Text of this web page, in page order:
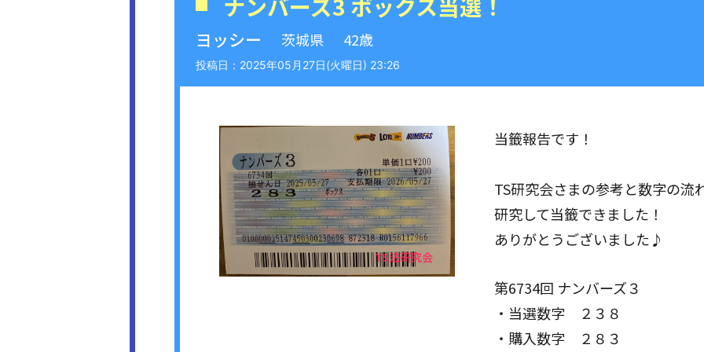
ナンバーズ3 ボックス当選！
ヨッシー 茨城県 42歳
2025年05月27日(火曜日) 23:26
当籤報告です！
TS研究会さまの参考と数字の流
研究して当籤できました！
ありがとうございました♪
第6734回 ナンバーズ３
・当選数字 ２３８
・購入数字 ２８３